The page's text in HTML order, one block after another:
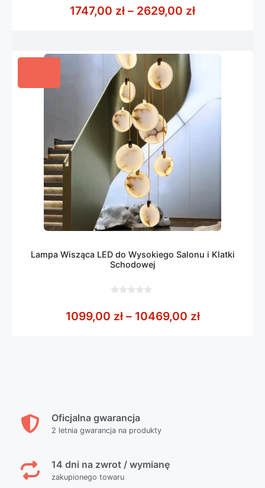
5
1747,00 zł – 2629,00 złZakres cen:
Lampa Wisząca LED do Wysokiego Salonu i Klatki
Schodowej
5
1099,00 zł – 10469,00 złZakres
Oficjalna gwarancja
2 letnia gwarancja na produkty
14 dni na zwrot / wymianę
zakupionego towaru